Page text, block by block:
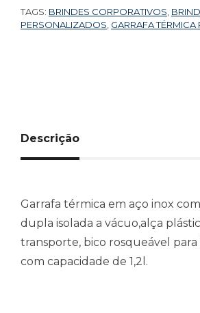
TAGS: BRINDES CORPORATIVOS
PERSONALIZADOS GARRAFA
Descrição
Garrafa térmica em aço inox
dupla isolada a vácuo,alça
transporte, bico rosqueável para
com capacidade de 1,2l.